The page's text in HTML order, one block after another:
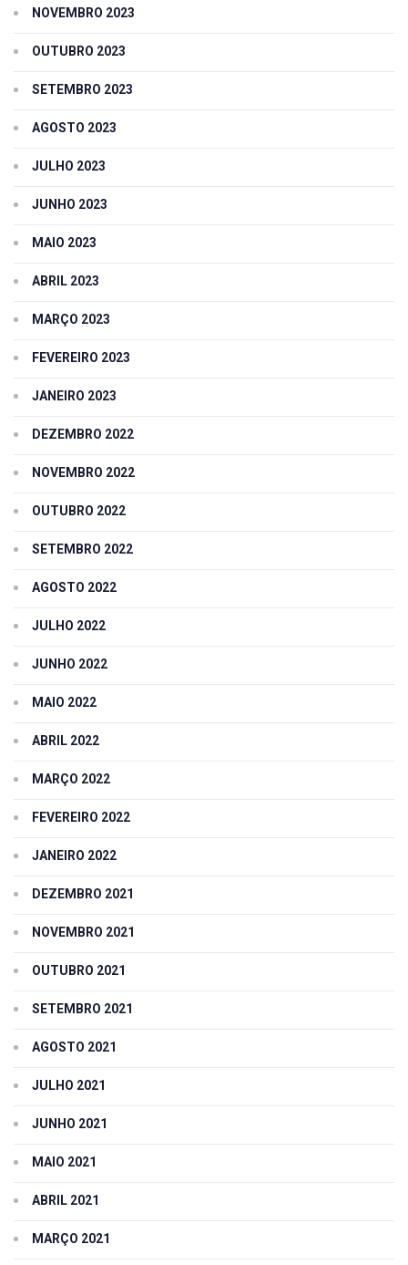
NOVEMBRO 2023
OUTUBRO 2023
SETEMBRO 2023
AGOSTO 2023
JULHO 2023
JUNHO 2023
MAIO 2023
ABRIL 2023
MARÇO 2023
FEVEREIRO 2023
JANEIRO 2023
DEZEMBRO 2022
NOVEMBRO 2022
OUTUBRO 2022
SETEMBRO 2022
AGOSTO 2022
JULHO 2022
JUNHO 2022
MAIO 2022
ABRIL 2022
MARÇO 2022
FEVEREIRO 2022
JANEIRO 2022
DEZEMBRO 2021
NOVEMBRO 2021
OUTUBRO 2021
SETEMBRO 2021
AGOSTO 2021
JULHO 2021
JUNHO 2021
MAIO 2021
ABRIL 2021
MARÇO 2021